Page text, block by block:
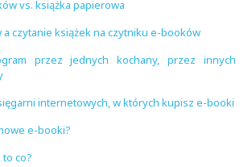
vs. książka papierowa
a czytanie książek na czytniku e-booków
przez jednych kochany, przez innych
internetowych, w których kupisz e-booki
e-booki?
to co?